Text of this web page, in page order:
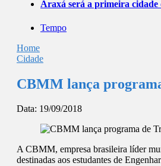
Araxá será a primeira
Tempo
Home
Cidade
CBMM lança
Data: 19/09/2018
A CBMM, empresa brasileira líder
destinadas aos estudantes de